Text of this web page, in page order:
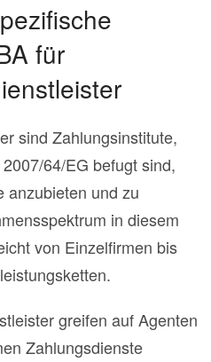
für
sind Zahlungsinstitute,
64/EG befugt sind,
anzubieten und zu
in diesem
von Einzelfirmen bis
greifen auf Agenten
Zahlungsdienste